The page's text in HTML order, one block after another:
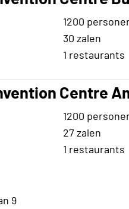
1200
30 zalen
1 restaurants
Centre
1200
27 zalen
1 restaurants
9